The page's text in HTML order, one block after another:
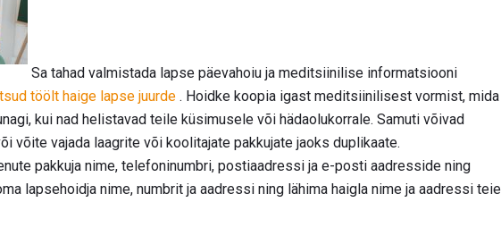
Sa tahad valmistada lapse päevahoiu ja meditsiinilise informatsiooni
töölt haige lapse juurde . Hoidke koopia igast meditsiinilisest vormist, mida
kui nad helistavad teile küsimusele või hädaolukorrale. Samuti võivad
võite vajada laagrite või koolitajate pakkujate jaoks duplikaate.
pakkuja nime, telefoninumbri, postiaadressi ja e-posti aadresside ning
lapsehoidja nime, numbrit ja aadressi ning lähima haigla nime ja aadressi teie